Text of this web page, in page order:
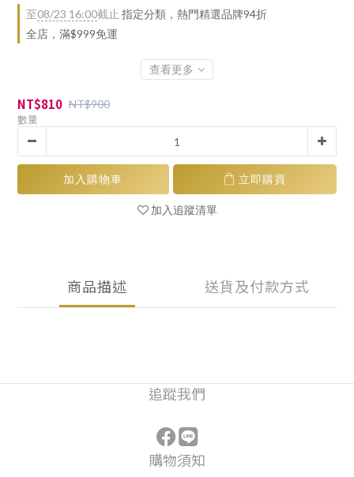
至08/23 16:00截止 指定分類，熱門精選品牌94折
全店，滿$999免運
查看更多
NT$810 NT$900
數量
加入購物車 立即購買
加入追蹤清單
商品描述 送貨及付款方式
追蹤我們
購物須知